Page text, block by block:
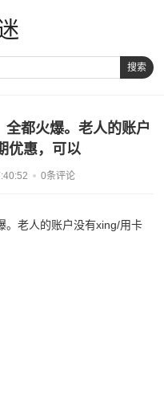
搜索
都火爆。老人的账户
优惠，可以
0条评论
。老人的账户没有xing/用卡